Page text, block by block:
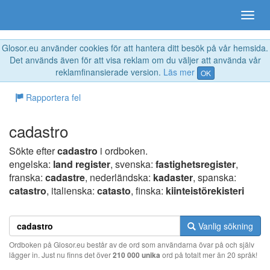
Glosor.eu använder cookies för att hantera ditt besök på vår hemsida.
Det används även för att visa reklam om du väljer att använda vår
reklamfinansierade version. Läs mer OK
Rapportera fel
cadastro
Sökte eftercadastro i ordboken.
engelska: land register, svenska: fastighetsregister,
franska: cadastre, nederländska: kadaster, spanska:
catastro, italienska: catasto, finska: kiinteistörekisteri
Vanlig sökning
Ordboken på Glosor.eu består av de ord som användarna övar på och själv
lägger in. Just nu finns det över210 000 unika ord på totalt mer än 20 språk!